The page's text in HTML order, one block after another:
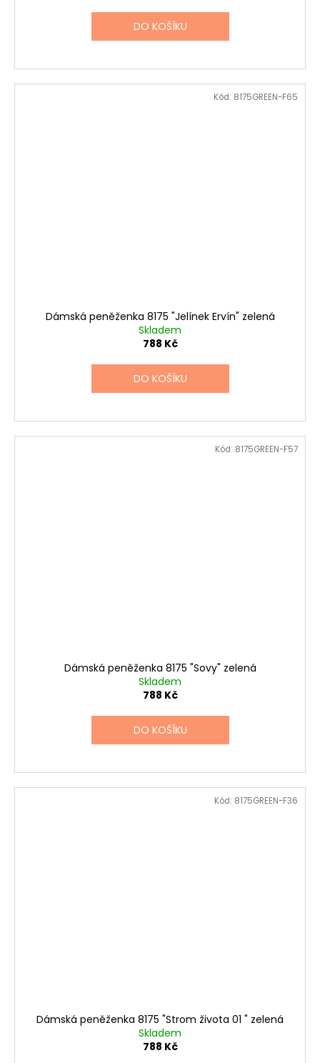
DO KOŠÍKU
Dámská peněženka 8175 "Jelínek Ervín" zelená
Skladem
788 Kč
DO KOŠÍKU
Kód: 8175GREEN-F65
Dámská peněženka 8175 "Sovy" zelená
Skladem
788 Kč
DO KOŠÍKU
Kód: 8175GREEN-F57
Dámská peněženka 8175 "Strom života 01 " zelená
Skladem
788 Kč
Kód: 8175GREEN-F36